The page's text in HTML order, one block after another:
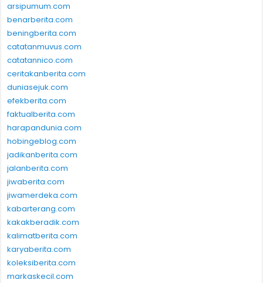
arsipumum.com
benarberita.com
beningberita.com
catatanmuvus.com
catatannico.com
ceritakanberita.com
duniasejuk.com
efekberita.com
faktualberita.com
harapandunia.com
hobingeblog.com
jadikanberita.com
jalanberita.com
jiwaberita.com
jiwamerdeka.com
kabarterang.com
kakakberadik.com
kalimatberita.com
karyaberita.com
koleksiberita.com
markaskecil.com